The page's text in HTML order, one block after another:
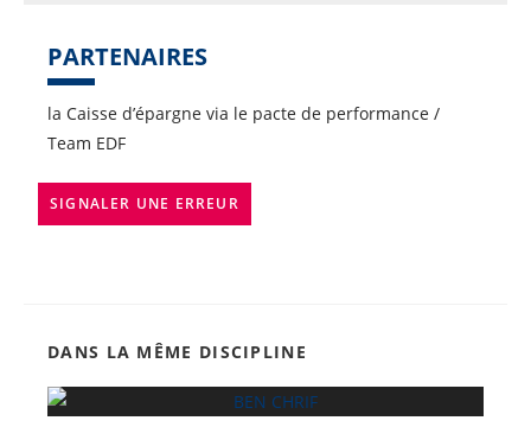
PARTENAIRES
la Caisse d’épargne via le pacte de performance /
Team EDF
SIGNALER UNE ERREUR
DANS LA MÊME DISCIPLINE